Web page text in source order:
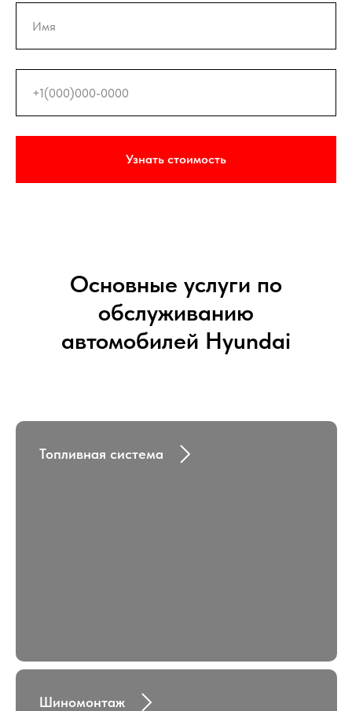
Узнать стоимость
Основные услуги по
обслуживанию
автомобилей Hyundai
Топливная система
Шиномонтаж